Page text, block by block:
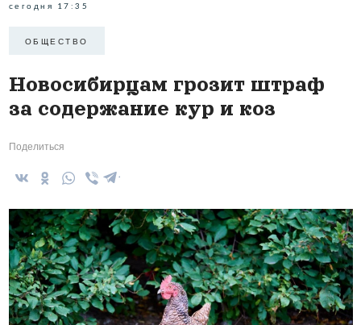
сегодня 17:35
ОБЩЕСТВО
Новосибирцам грозит штраф
за содержание кур и коз
Поделиться